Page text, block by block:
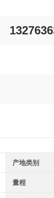
产地类别
量程